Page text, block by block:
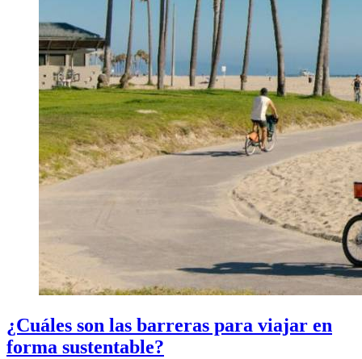
¿Cuáles son las barreras para viajar en
forma sustentable?